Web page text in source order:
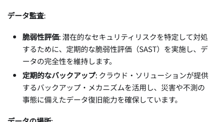
データ監査:
脆弱性評価: 潜在的なセキュリティリスクを特定して対処
するために、定期的な脆弱性評価（SAST）を実施し、デ
ータの完全性を維持します。
定期的なバックアップ: クラウド・ソリューションが提供
するバックアップ・メカニズムを活用し、災害や不測の
事態に備えたデータ復旧能力を確保しています。